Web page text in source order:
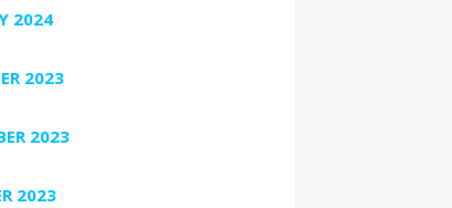
2024
2023
2023
2023